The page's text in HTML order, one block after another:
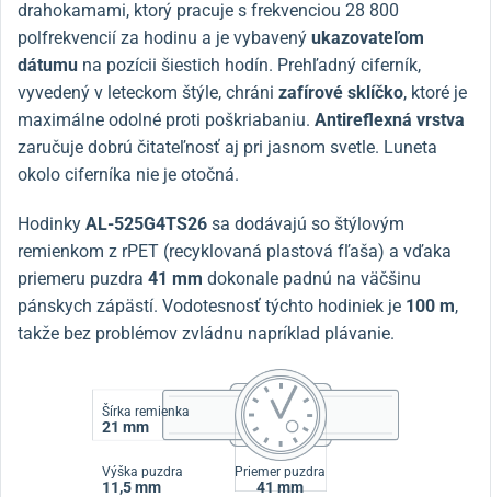
drahokamami, ktorý pracuje s frekvenciou 28 800
polfrekvencií za hodinu a je vybavený ukazovateľom
dátumu na pozícii šiestich hodín. Prehľadný ciferník,
vyvedený v leteckom štýle, chráni zafírové sklíčko, ktoré je
maximálne odolné proti poškriabaniu. Antireflexná vrstva
zaručuje dobrú čitateľnosť aj pri jasnom svetle. Luneta
okolo ciferníka nie je otočná.
Hodinky AL-525G4TS26 sa dodávajú so štýlovým
remienkom z rPET (recyklovaná plastová fľaša) a vďaka
priemeru puzdra 41 mm dokonale padnú na väčšinu
pánskych zápästí. Vodotesnosť týchto hodiniek je 100 m,
takže bez problémov zvládnu napríklad plávanie.
Šírka remienka
21 mm
Výška puzdra
11,5 mm
Priemer puzdra
41 mm